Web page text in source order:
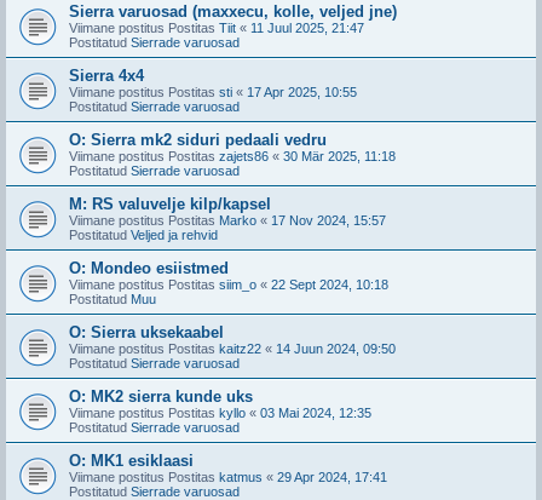
Sierra varuosad (maxxecu, kolle, veljed jne)
Viimane postitus Postitas Tiit « 11 Juul 2025, 21:47
Postitatud Sierrade varuosad
Sierra 4x4
Viimane postitus Postitas sti « 17 Apr 2025, 10:55
Postitatud Sierrade varuosad
O: Sierra mk2 siduri pedaali vedru
Viimane postitus Postitas zajets86 « 30 Mär 2025, 11:18
Postitatud Sierrade varuosad
M: RS valuvelje kilp/kapsel
Viimane postitus Postitas Marko « 17 Nov 2024, 15:57
Postitatud Veljed ja rehvid
O: Mondeo esiistmed
Viimane postitus Postitas siim_o « 22 Sept 2024, 10:18
Postitatud Muu
O: Sierra uksekaabel
Viimane postitus Postitas kaitz22 « 14 Juun 2024, 09:50
Postitatud Sierrade varuosad
O: MK2 sierra kunde uks
Viimane postitus Postitas kyllo « 03 Mai 2024, 12:35
Postitatud Sierrade varuosad
O: MK1 esiklaasi
Viimane postitus Postitas katmus « 29 Apr 2024, 17:41
Postitatud Sierrade varuosad